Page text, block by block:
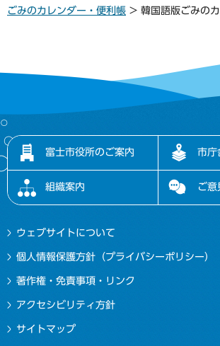
ごみのカレンダー・便利帳 > 韓国語版ごみの
富士市役所のご案内 市庁
組織案内 ご意
ウェブサイトについて
個人情報保護方針（プライバシーポリシー）
著作権・免責事項・リンク
アクセシビリティ方針
サイトマップ